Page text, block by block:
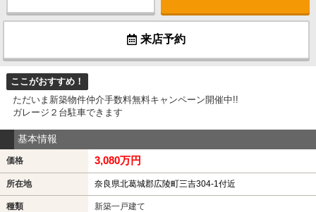
来店予約
ここがおすすめ！
ただいま新築物件仲介手数料無料キャンペーン開催中!!
ガレージ２台駐車できます
基本情報
価格 3,080万円
所在地 奈良県北葛城郡広陵町三吉304-1付近
種類 新築一戸建て